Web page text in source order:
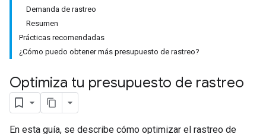
Demanda de rastreo
Resumen
Prácticas recomendadas
¿Cómo puedo obtener más presupuesto de rastreo?
Optimiza tu presupuesto de rastreo
En esta guía, se describe cómo optimizar el rastreo de